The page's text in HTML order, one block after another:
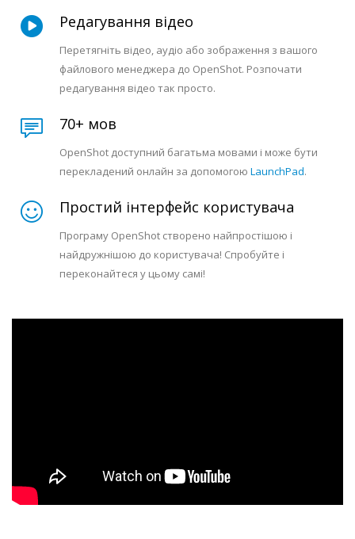
Редагування відео
Перетягніть відео, аудіо або зображення з вашого
файлового менеджера до OpenShot. Розпочати
редагування відео так просто.
70+ мов
OpenShot доступний багатьма мовами і може бути
перекладений онлайн за допомогою LaunchPad.
Простий інтерфейс користувача
Програму OpenShot створено найпростішою і
найдружнішою до користувача! Спробуйте і
переконайтеся у цьому самі!